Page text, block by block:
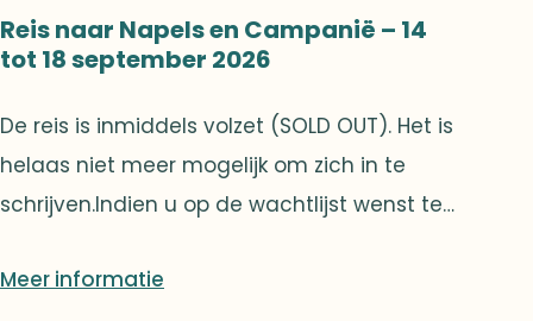
Reis naar Napels en Campanië – 14
tot 18 september 2026
De reis is inmiddels volzet (SOLD OUT). Het is
helaas niet meer mogelijk om zich in te
schrijven.Indien u op de wachtlijst wenst te
naar info@anrb-vakb.be. Wij nemen contact
Meer informatie